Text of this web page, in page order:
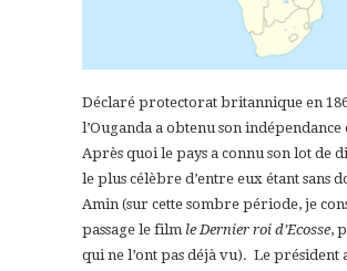
Déclaré protectorat britannique en
l’Ouganda a obtenu son indépendance
Après quoi le pays a connu son lot de
le plus célèbre d’entre eux étant sans
Amin (sur cette sombre période, je
passage le film le Dernier roi d’Ecosse,
qui ne l’ont pas déjà vu). Le président